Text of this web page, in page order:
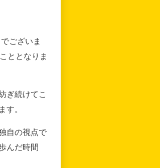
ございま
ととなりま
ぎ続けてこ
。
自の視点で
んだ時間